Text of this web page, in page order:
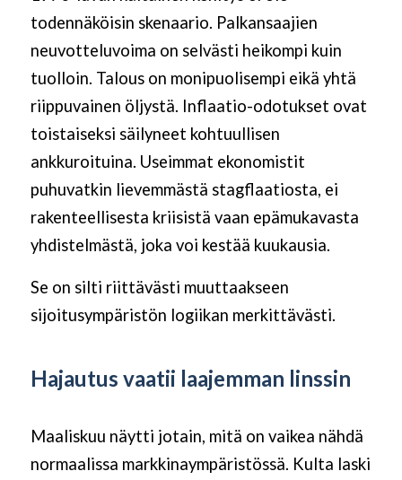
todennäköisin skenaario. Palkansaajien
neuvotteluvoima on selvästi heikompi kuin
tuolloin. Talous on monipuolisempi eikä yhtä
riippuvainen öljystä. Inflaatio-odotukset ovat
toistaiseksi säilyneet kohtuullisen
ankkuroituina. Useimmat ekonomistit
puhuvatkin lievemmästä stagflaatiosta, ei
rakenteellisesta kriisistä vaan epämukavasta
yhdistelmästä, joka voi kestää kuukausia.
Se on silti riittävästi muuttaakseen
sijoitusympäristön logiikan merkittävästi.
Hajautus vaatii laajemman linssin
Maaliskuu näytti jotain, mitä on vaikea nähdä
normaalissa markkinaympäristössä. Kulta laski